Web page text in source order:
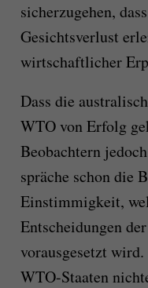
sicherzugehen,
Gesichtsverlust
wirtschaftlicher
Dass die
WTO von Erfolg
Beobachtern
spräche schon die
Einstimmigkeit,
Entscheidungen
vorausgesetzt
WTO-Staaten